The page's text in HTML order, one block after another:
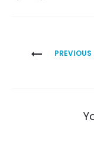
PREVIOUS